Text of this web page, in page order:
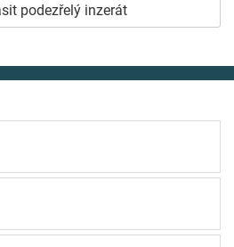
podezřelý inzerát